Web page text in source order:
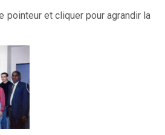
pointeur et cliquer pour agrandir la